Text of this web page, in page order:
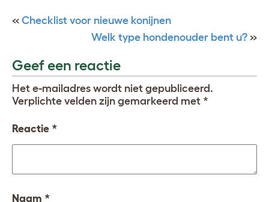
« Checklist voor nieuwe konijnen
Welk type hondenouder bent u? »
Geef een reactie
Het e-mailadres wordt niet gepubliceerd.
Verplichte velden zijn gemarkeerd met *
Reactie *
Naam *